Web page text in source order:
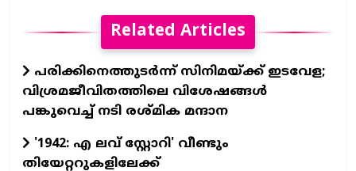
Related Articles
പരിക്കിനെത്തുടർന്ന് സിനിമയ്ക്ക് ഇടവേള;
വിശ്രമജീവിതത്തിലെ വിശേഷങ്ങൾ
പങ്കുവെച്ച് നടി രശ്മിക മന്ദാന
'1942: എ ലവ് സ്റ്റോറി' വീണ്ടും
തിയേറ്ററുകളിലേക്ക്